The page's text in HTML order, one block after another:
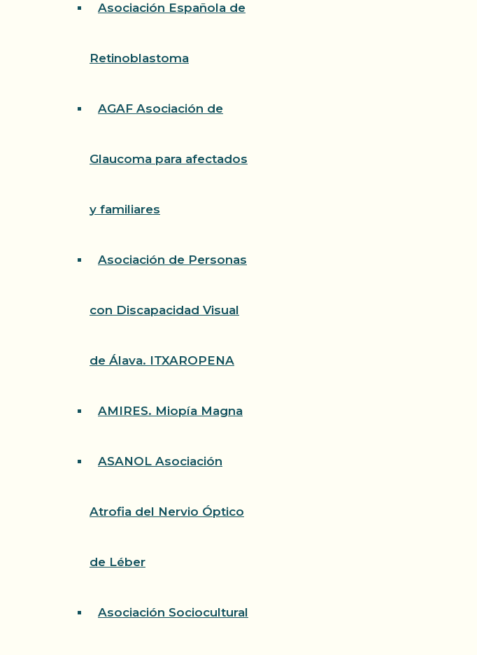
Asociación Española de
Retinoblastoma
AGAF Asociación de
Glaucoma para afectados
y familiares
Asociación de Personas
con Discapacidad Visual
de Álava. ITXAROPENA
AMIRES. Miopía Magna
ASANOL Asociación
Atrofia del Nervio Óptico
de Léber
Asociación Sociocultural